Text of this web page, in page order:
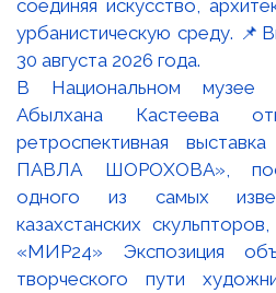
В Национальном музее
Абылхана Кастеева
ретроспективная
ПАВЛА ШОРОХОВА»,
одного из самых
казахстанских
«МИР24» Экспозиция
творческого пути